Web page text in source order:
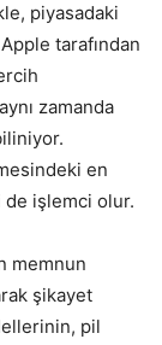
piyasadaki
tarafından
zamanda
en
işlemci olur.
memnun
şikayet
pil